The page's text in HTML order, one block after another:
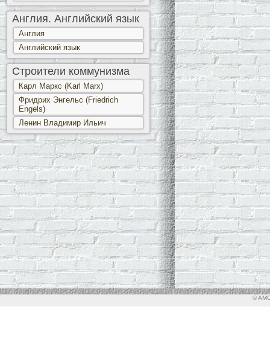
Англия. Английский язык
Англия
Английский язык
Строители коммунизма
Карл Маркс (Karl Marx)
Фридрих Энгельс (Friedrich
Engels)
Ленин Владимир Ильич
©